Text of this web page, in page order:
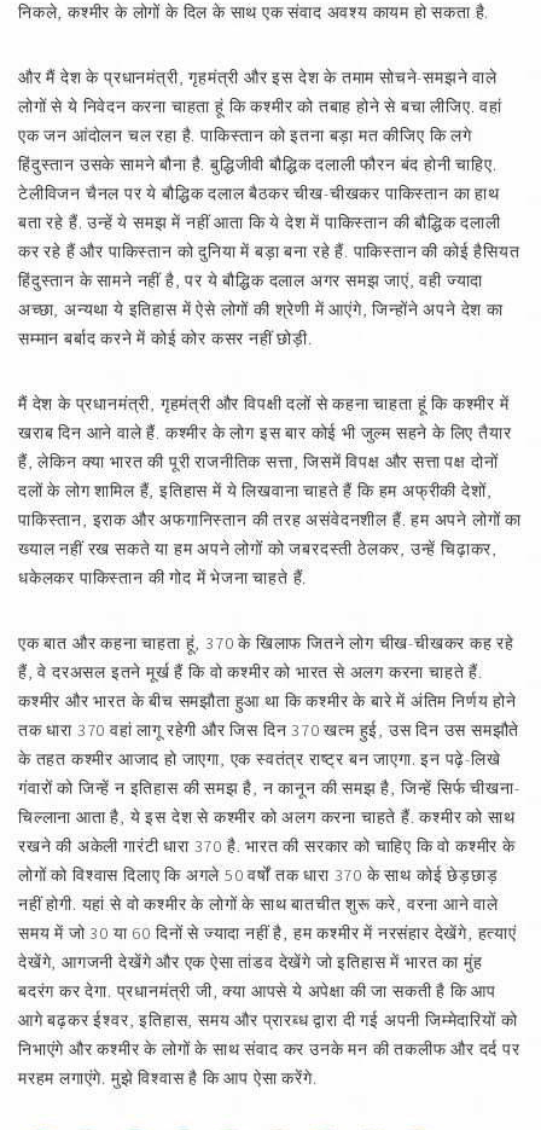
निकले, कश्मीर के लोगों के दिल के साथ एक संवाद अवश्य कायम हो सकता है.
और मैं देश के प्रधानमंत्री, गृहमंत्री और इस देश के तमाम सोचने-समझने वाले
लोगों से ये निवेदन करना चाहता हूं कि कश्मीर को तबाह होने से बचा लीजिए. वहां
एक जन आंदोलन चल रहा है. पाकिस्तान को इतना बड़ा मत कीजिए कि लगे
हिंदुस्तान उसके सामने बौना है. बुद्धिजीवी बौद्धिक दलाली फौरन बंद होनी चाहिए.
टेलीविजन चैनल पर ये बौद्धिक दलाल बैठकर चीख-चीखकर पाकिस्तान का हाथ
बता रहे हैं. उन्हें ये समझ में नहीं आता कि ये देश में पाकिस्तान की बौद्धिक दलाली
कर रहे हैं और पाकिस्तान को दुनिया में बड़ा बना रहे हैं. पाकिस्तान की कोई हैसियत
हिंदुस्तान के सामने नहीं है, पर ये बौद्धिक दलाल अगर समझ जाएं, वही ज्यादा
अच्छा, अन्यथा ये इतिहास में ऐसे लोगों की श्रेणी में आएंगे, जिन्होंने अपने देश का
सम्मान बर्बाद करने में कोई कोर कसर नहीं छोड़ी.
मैं देश के प्रधानमंत्री, गृहमंत्री और विपक्षी दलों से कहना चाहता हूं कि कश्मीर में
खराब दिन आने वाले हैं. कश्मीर के लोग इस बार कोई भी जुल्म सहने के लिए तैयार
हैं, लेकिन क्या भारत की पूरी राजनीतिक सत्ता, जिसमें विपक्ष और सत्ता पक्ष दोनों
दलों के लोग शामिल हैं, इतिहास में ये लिखवाना चाहते हैं कि हम अफ्रीकी देशों,
पाकिस्तान, इराक और अफगानिस्तान की तरह असंवेदनशील हैं. हम अपने लोगों का
ख्याल नहीं रख सकते या हम अपने लोगों को जबरदस्ती ठेलकर, उन्हें चिढ़ाकर,
धकेलकर पाकिस्तान की गोद में भेजना चाहते हैं.
एक बात और कहना चाहता हूं, 370 के खिलाफ जितने लोग चीख-चीखकर कह रहे
हैं, वे दरअसल इतने मूर्ख हैं कि वो कश्मीर को भारत से अलग करना चाहते हैं.
कश्मीर और भारत के बीच समझौता हुआ था कि कश्मीर के बारे में अंतिम निर्णय होने
तक धारा 370 वहां लागू रहेगी और जिस दिन 370 खत्म हुई, उस दिन उस समझौते
के तहत कश्मीर आजाद हो जाएगा, एक स्वतंत्र राष्ट्र बन जाएगा. इन पढ़े-लिखे
गंवारों को जिन्हें न इतिहास की समझ है, न कानून की समझ है, जिन्हें सिर्फ चीखना-
चिल्लाना आता है, ये इस देश से कश्मीर को अलग करना चाहते हैं. कश्मीर को साथ
रखने की अकेली गारंटी धारा 370 है. भारत की सरकार को चाहिए कि वो कश्मीर के
लोगों को विश्‍वास दिलाए कि अगले 50 वर्षों तक धारा 370 के साथ कोई छेड़छाड़
नहीं होगी. यहां से वो कश्मीर के लोगों के साथ बातचीत शुरू करे, वरना आने वाले
समय में जो 30 या 60 दिनों से ज्यादा नहीं है, हम कश्मीर में नरसंहार देखेंगे, हत्याएं
देखेंगे, आगजनी देखेंगे और एक ऐसा तांडव देखेंगे जो इतिहास में भारत का मुंह
बदरंग कर देगा. प्रधानमंत्री जी, क्या आपसे ये अपेक्षा की जा सकती है कि आप
आगे बढ़कर ईश्‍वर, इतिहास, समय और प्रारब्ध द्वारा दी गई अपनी जिम्मेदारियों को
निभाएंगे और कश्मीर के लोगों के साथ संवाद कर उनके मन की तकलीफ और दर्द पर
मरहम लगाएंगे. मुझे विश्‍वास है कि आप ऐसा करेंगे.